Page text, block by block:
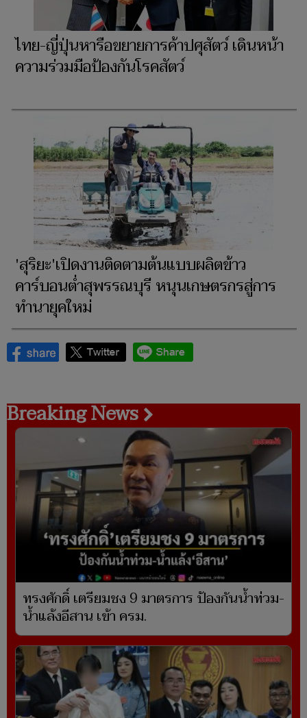
ไทย-ญี่ปุ่นหารือขยายการค้าปศุสัตว์ เดินหน้า
ความร่วมมือป้องกันโรคสัตว์
'สุริยะ'เปิดงานติดตามต้นแบบผลิตข้าว
คาร์บอนต่ำสุพรรณบุรี หนุนเกษตรกรสู่การ
ทำนายุคใหม่
Breaking News
ทรงศักดิ์ เตรียมชง 9 มาตรการ ป้องกันน้ำท่วม-
น้ำแล้งอีสาน เข้า ครม.